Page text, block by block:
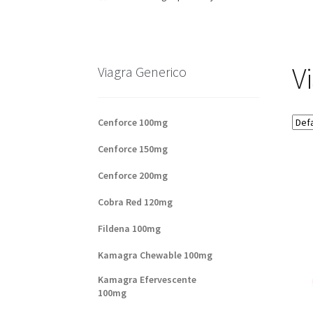
Viagra Generico
Cenforce 100mg
Cenforce 150mg
Cenforce 200mg
Cobra Red 120mg
Fildena 100mg
Kamagra Chewable 100mg
Kamagra Efervescente
100mg